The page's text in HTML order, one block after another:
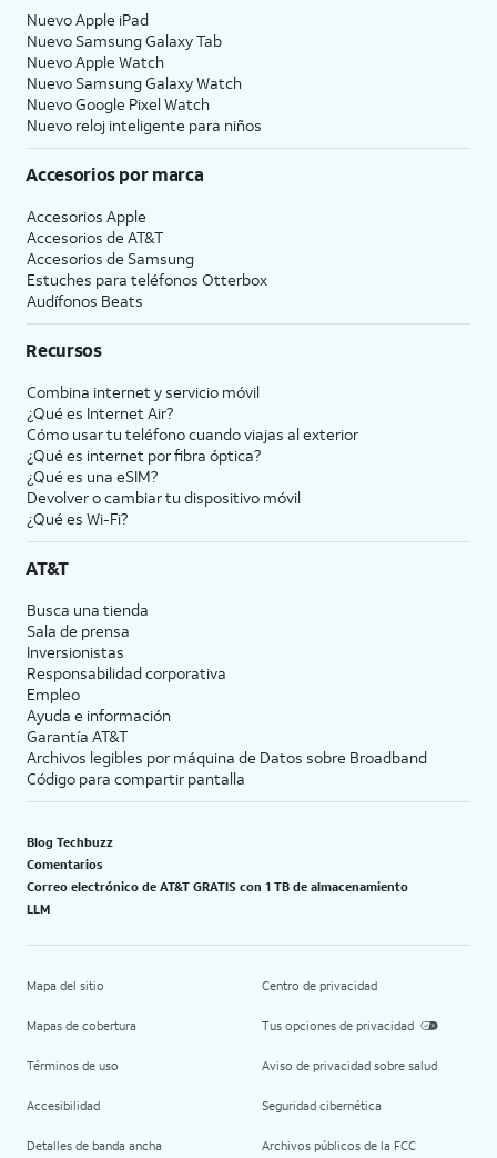
Nuevo Apple iPad
Nuevo Samsung Galaxy Tab
Nuevo Apple Watch
Nuevo Samsung Galaxy Watch
Nuevo Google Pixel Watch
Nuevo reloj inteligente para niños
Accesorios por marca
Accesorios Apple
Accesorios de AT&T
Accesorios de Samsung
Estuches para teléfonos Otterbox
Audífonos Beats
Recursos
Combina internet y servicio móvil
¿Qué es Internet Air?
Cómo usar tu teléfono cuando viajas al exterior
¿Qué es internet por fibra óptica?
¿Qué es una eSIM?
Devolver o cambiar tu dispositivo móvil
¿Qué es Wi-Fi?
AT&T
Busca una tienda
Sala de prensa
Inversionistas
Responsabilidad corporativa
Empleo
Ayuda e información
Garantía AT&T
Archivos legibles por máquina de Datos sobre Broadband
Código para compartir pantalla
Blog Techbuzz
Comentarios
Correo electrónico de AT&T GRATIS con 1 TB de almacenamiento
LLM
Mapa del sitio
Mapas de cobertura
Términos de uso
Accesibilidad
Detalles de banda ancha
Centro de privacidad
Tus opciones de privacidad
Aviso de privacidad sobre salud
Seguridad cibernética
Archivos públicos de la FCC